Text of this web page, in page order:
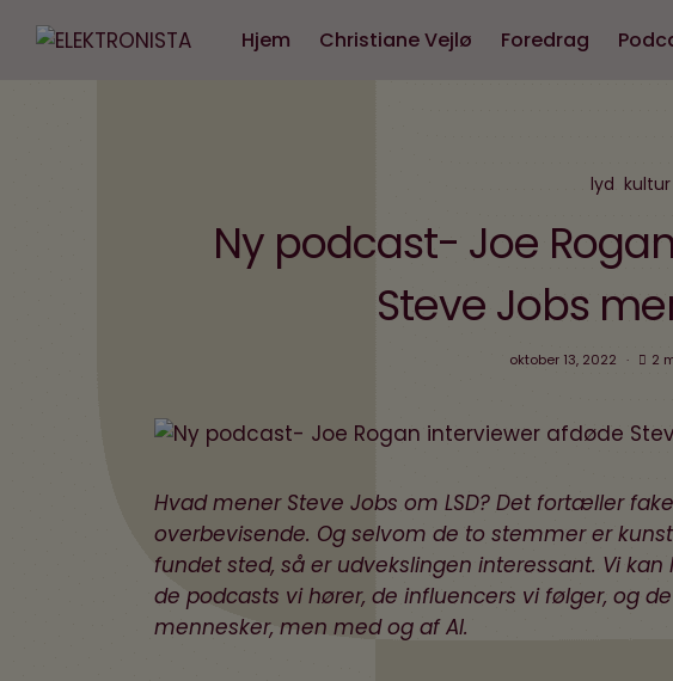
Hjem Christiane Vejlø Foredrag
lyd kultur
Ny podcast- Joe
Steve Jobs
oktober 13, 2022 2
Hvad mener Steve Jobs om LSD? Det fortæller
overbevisende. Og selvom de to stemmer er
fundet sted, så er udvekslingen interessant. Vi
de podcasts vi hører, de influencers vi følger, og
mennesker, men med og af AI.